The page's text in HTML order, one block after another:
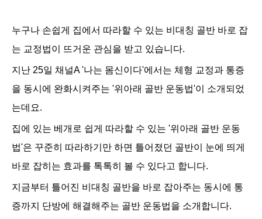
누구나 손쉽게 집에서 따라할 수 있는 비대칭 골반 바로 잡
는 교정법이 뜨거운 관심을 받고 있습니다.
지난 25일 채널A '나는 몸신이다'에서는 체형 교정과 통증
을 동시에 완화시켜주는 '위아래 골반 운동법'이 소개되었
는데요.
집에 있는 베개로 쉽게 따라할 수 있는 '위아래 골반 운동
법'은 꾸준히 따라하기만 하면 틀어졌던 골반이 눈에 띄게
바로 잡히는 효과를 톡톡히 볼 수 있다고 합니다.
지금부터 틀어진 비대칭 골반을 바로 잡아주는 동시에 통
증까지 단방에 해결해주는 골반 운동법을 소개합니다.